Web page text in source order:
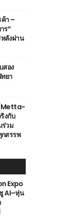
า –
ร”
ลังผ่าน
สอง
ยา
(Metta-
งกับ
ร่วม
สรรพ
Expo
AI–หุ่น